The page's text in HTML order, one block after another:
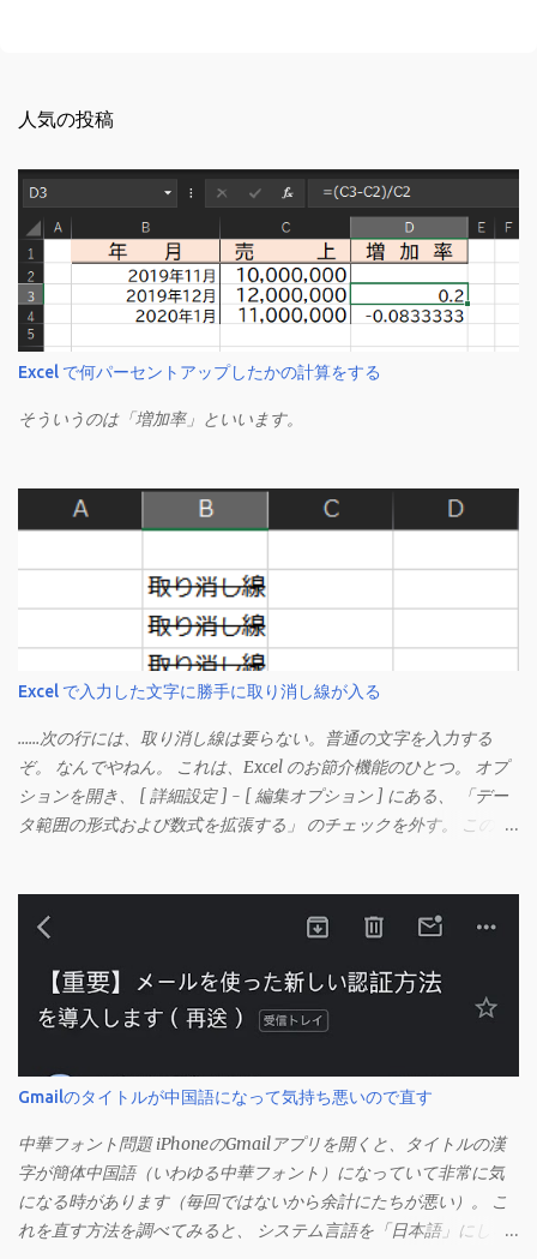
人気の投稿
Excel で何パーセントアップしたかの計算をする
そういうのは「増加率」といいます。
Excel で入力した文字に勝手に取り消し線が入る
……次の行には、取り消し線は要らない。普通の文字を入力する
ぞ。 なんでやねん。 これは、Excel のお節介機能のひとつ。 オプ
ションを開き、 [ 詳細設定 ] - [ 編集オプション ] にある、 「デー
タ範囲の形式および数式を拡張する」 のチェックを外す。 この機
うです。 このオプションを解除して、他のセル（取り消し線の書
式がないセル）をコピーしてから、もう一度入力してみます。 今
度は大丈夫です。 Mac の場合、画面上部にあるメニューの
「Excel」をクリックして環境設定を開きます（「command + ,
（カンマ）」 でも開きます）。 「編集」を開きます。 「編集オプ
Gmailのタイトルが中国語になって気持ち悪いので直す
中華フォント問題 iPhoneのGmailアプリを開くと、タイトルの漢
字が簡体中国語（いわゆる中華フォント）になっていて非常に気
になる時があります（毎回ではないから余計にたちが悪い）。 こ
れを直す方法を調べてみると、 システム言語を「日本語」にしろ